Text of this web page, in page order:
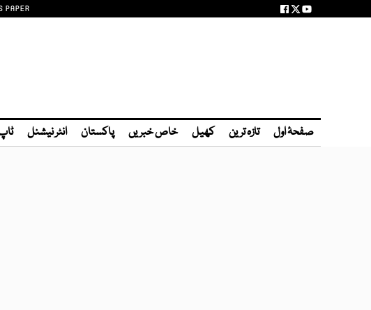
PAPER
صفحۂ اول تازہ ترین کھیل خاص خبریں پاکستان انٹر نیشنل